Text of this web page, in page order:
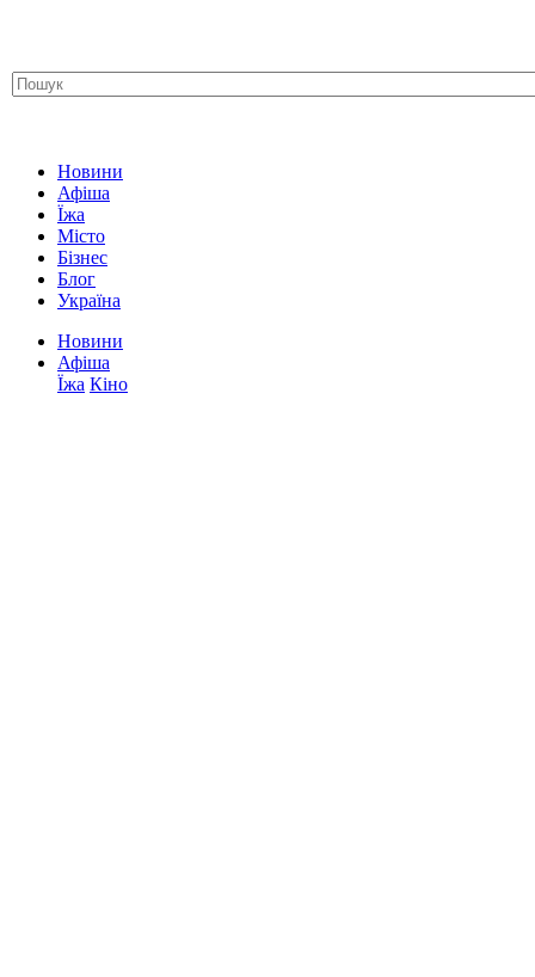
Новини
Афіша
Їжа
Місто
Бізнес
Блог
Україна
Новини
Афіша
Їжа Кіно